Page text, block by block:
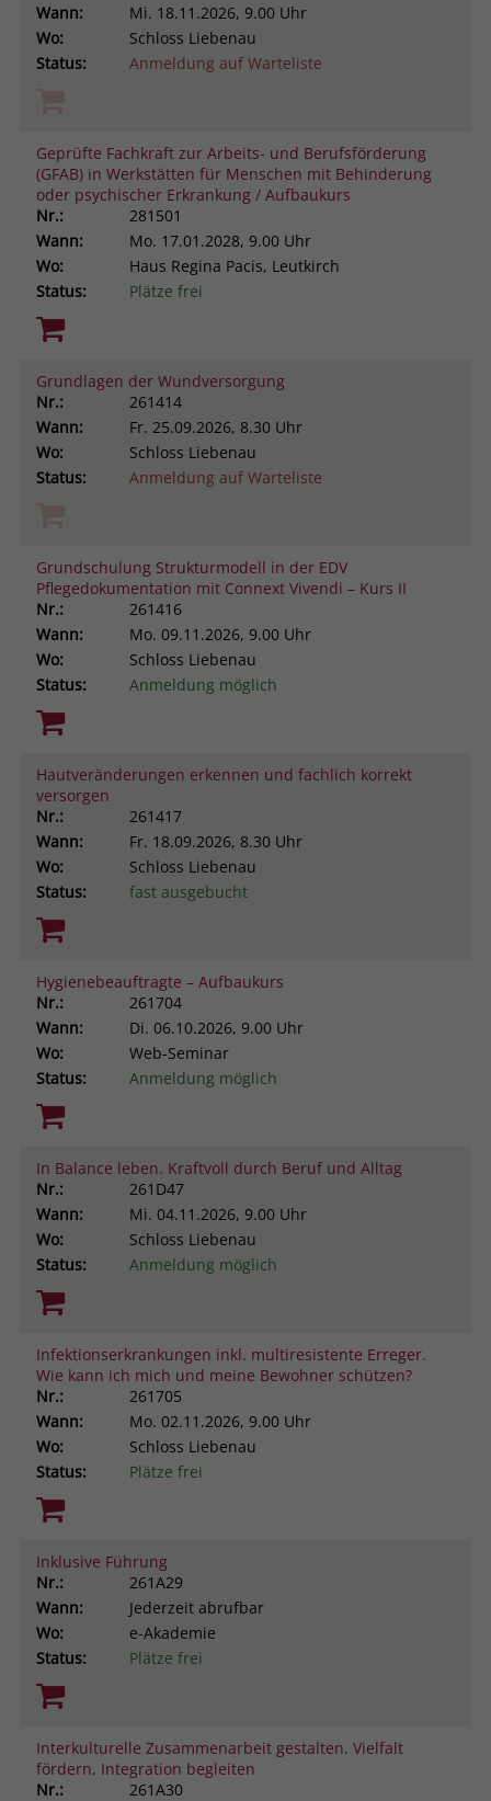
Wann:
Mi. 18.11.2026, 9.00 Uhr
Wo:
Schloss Liebenau
Status:
Anmeldung auf Warteliste
Geprüfte Fachkraft zur Arbeits- und Berufsförderung
(GFAB) in Werkstätten für Menschen mit Behinderung
oder psychischer Erkrankung / Aufbaukurs
Nr.:
281501
Wann:
Mo. 17.01.2028, 9.00 Uhr
Wo:
Haus Regina Pacis, Leutkirch
Status:
Plätze frei
Grundlagen der Wundversorgung
Nr.:
261414
Wann:
Fr. 25.09.2026, 8.30 Uhr
Wo:
Schloss Liebenau
Status:
Anmeldung auf Warteliste
Grundschulung Strukturmodell in der EDV
Pflegedokumentation mit Connext Vivendi – Kurs II
Nr.:
261416
Wann:
Mo. 09.11.2026, 9.00 Uhr
Wo:
Schloss Liebenau
Status:
Anmeldung möglich
Hautveränderungen erkennen und fachlich korrekt
versorgen
Nr.:
261417
Wann:
Fr. 18.09.2026, 8.30 Uhr
Wo:
Schloss Liebenau
Status:
fast ausgebucht
Hygienebeauftragte – Aufbaukurs
Nr.:
261704
Wann:
Di. 06.10.2026, 9.00 Uhr
Wo:
Web-Seminar
Status:
Anmeldung möglich
In Balance leben. Kraftvoll durch Beruf und Alltag
Nr.:
261D47
Wann:
Mi. 04.11.2026, 9.00 Uhr
Wo:
Schloss Liebenau
Status:
Anmeldung möglich
Infektionserkrankungen inkl. multiresistente Erreger.
Wie kann ich mich und meine Bewohner schützen?
Nr.:
261705
Wann:
Mo. 02.11.2026, 9.00 Uhr
Wo:
Schloss Liebenau
Status:
Plätze frei
Inklusive Führung
Nr.:
261A29
Wann:
Jederzeit abrufbar
Wo:
e-Akademie
Status:
Plätze frei
Interkulturelle Zusammenarbeit gestalten. Vielfalt
fördern, Integration begleiten
Nr.:
261A30